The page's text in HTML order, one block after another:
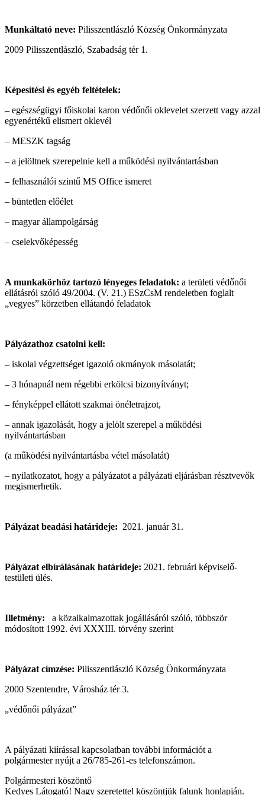
Munkáltató neve: Pilisszentlászló Község Önkormányzata
2009 Pilisszentlászló, Szabadság tér 1.
Képesítési és egyéb feltételek:
–egészségügyi főiskolai karon védőnői oklevelet szerzett vagy azzal
egyenértékű elismert oklevél
– MESZK tagság
– a jelöltnek szerepelnie kell a működési nyilvántartásban
– felhasználói szintű MS Office ismeret
– büntetlen előélet
– magyar állampolgárság
– cselekvőképesség
A munkakörhöz tartozó lényeges feladatok: a területi védőnői
ellátásról szóló 49/2004. (V. 21.) ESzCsM rendeletben foglalt
„vegyes” körzetben ellátandó feladatok
Pályázathoz csatolni kell:
–iskolai végzettséget igazoló okmányok másolatát;
– 3 hónapnál nem régebbi erkölcsi bizonyítványt;
– fényképpel ellátott szakmai önéletrajzot,
– annak igazolását, hogy a jelölt szerepel a működési
nyilvántartásban
(a működési nyilvántartásba vétel másolatát)
– nyilatkozatot, hogy a pályázatot a pályázati eljárásban résztvevők
megismerhetik.
Pályázat beadási határideje: 2021. január 31.
Pályázat elbírálásának határideje: 2021. februári képviselő-
testületi ülés.
Illetmény: a közalkalmazottak jogállásáról szóló, többször
módosított 1992. évi XXXIII. törvény szerint
Pályázat címzése: Pilisszentlászló Község Önkormányzata
2000 Szentendre, Városház tér 3.
„védőnői pályázat”
A pályázati kiírással kapcsolatban további információt a
polgármester nyújt a 26/785-261-es telefonszámon.
Polgármesteri köszöntő
Kedves Látogató! Nagy szeretettel köszöntjük falunk honlapján.